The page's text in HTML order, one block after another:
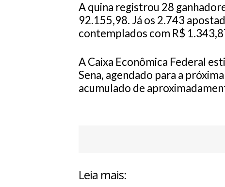
A quina registrou 28
92.155,98. Já os 2.743
contemplados com R$
A Caixa Econômica Federal
Sena, agendado para a
acumulado de
Leia mais: